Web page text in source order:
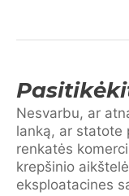
Nesvarbu, ar
lanką, ar statote
renkatės
krepšinio
eksploatacines